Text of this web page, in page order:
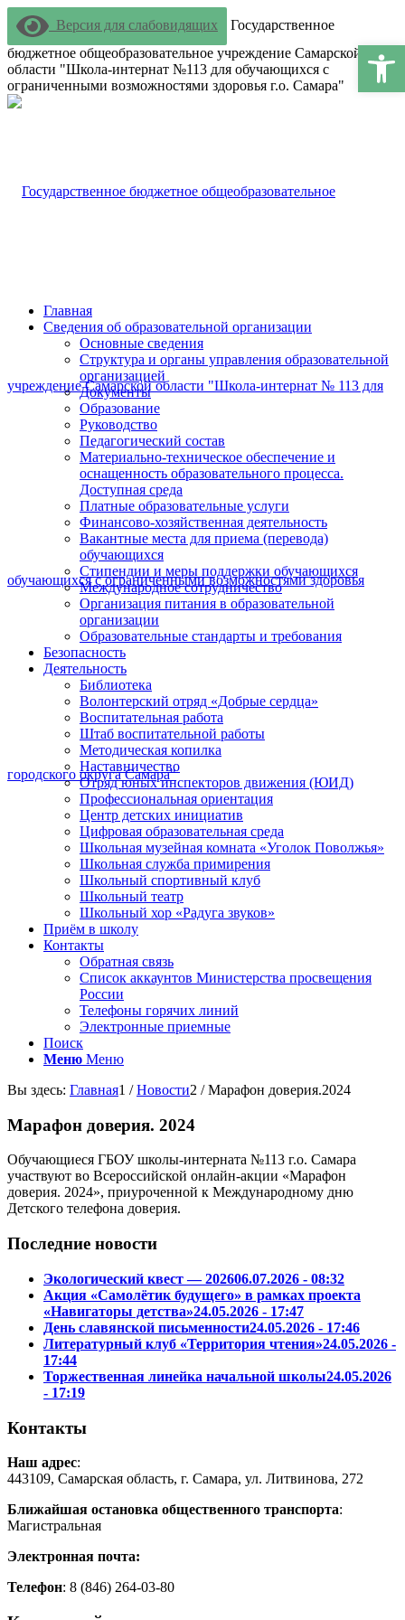
Версия для слабовидящих
Государственное
бюджетное общеобразовательное учреждение Самарской
области "Школа-интернат №113 для обучающихся с
ограниченными возможностями здоровья г.о. Самара"
Главная
Сведения об образовательной организации
Основные сведения
Структура и органы управления образовательной
организацией
Документы
Образование
Руководство
Педагогический состав
Материально-техническое обеспечение и
оснащенность образовательного процесса.
Доступная среда
Платные образовательные услуги
Финансово-хозяйственная деятельность
Вакантные места для приема (перевода)
обучающихся
Стипендии и меры поддержки обучающихся
Международное сотрудничество
Организация питания в образовательной
организации
Образовательные стандарты и требования
Безопасность
Деятельность
Библиотека
Волонтерский отряд «Добрые сердца»
Воспитательная работа
Штаб воспитательной работы
Методическая копилка
Наставничество
Отряд юных инспекторов движения (ЮИД)
Профессиональная ориентация
Центр детских инициатив
Цифровая образовательная среда
Школьная музейная комната «Уголок Поволжья»
Школьная служба примирения
Школьный спортивный клуб
Школьный театр
Школьный хор «Радуга звуков»
Приём в школу
Контакты
Обратная связь
Список аккаунтов Министерства просвещения
России
Телефоны горячих линий
Электронные приемные
Поиск
Меню Меню
Вы здесь: Главная1 / Новости2 / Марафон доверия.2024
Марафон доверия. 2024
Обучающиеся ГБОУ школы-интерната №113 г.о. Самара
участвуют во Всероссийской онлайн-акции «Марафон
доверия. 2024», приуроченной к Международному дню
Детского телефона доверия.
Последние новости
Экологический квест — 202606.07.2026 - 08:32
Акция «Самолётик будущего» в рамках проекта
«Навигаторы детства»24.05.2026 - 17:47
День славянской письменности24.05.2026 - 17:46
Литературный клуб «Территория чтения»24.05.2026 -
17:44
Торжественная линейка начальной школы24.05.2026
- 17:19
Контакты
Наш адрес:
443109, Самарская область, г. Самара, ул. Литвинова, 272
Ближайшая остановка общественного транспорта:
Магистральная
Электронная почта:
Телефон: 8 (846) 264-03-80